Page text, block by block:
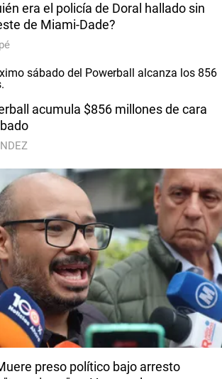
era el policía de Doral hallado sin
de Miami-Dade?
acumula $856 millones de cara
preso político bajo arresto